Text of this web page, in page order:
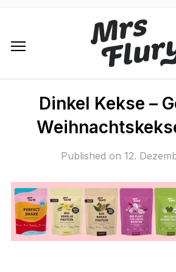
Dinkel Kekse –
Published on 12.